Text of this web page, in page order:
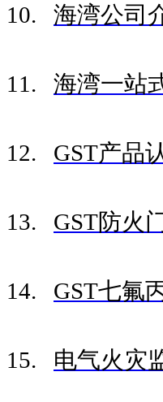
10. 海湾公司
11. 海湾一站
12. GST产品
13. GST防火
14. GST七氟
15. 电气火灾